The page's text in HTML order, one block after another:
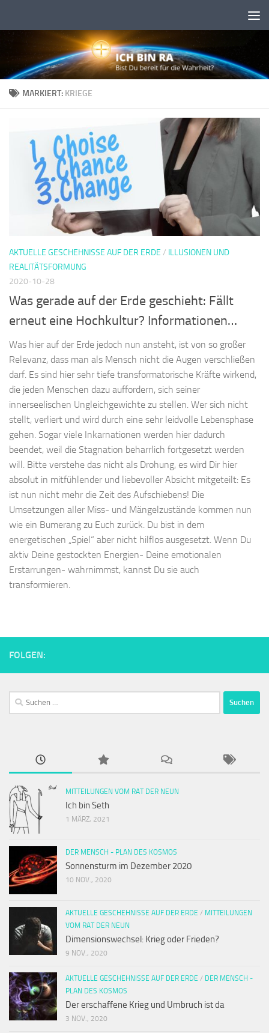
MARKIERT: KRIEGE
AKTUELLE GESCHEHNISSE AUF DER ERDE / ILLUSIONEN UND
REALITÄTSFORMUNG
2020-10-28
Was gerade auf der Erde geschieht: Fällt
erneut eine Hochkultur? Informationen…
Was hier auf der Erde jedoch nun ansteht, ist von so großer
Relevanz, dass man als Mensch nicht die Augen verschließen
darf. Es sind hier sehr tiefe transformatorische Kräfte wirkend,
die jeden Menschen dazu auffordern, sich seiner
innerseelischen Ungleichgewichte zu stellen. Wer sich nicht
stellt, verliert und wird durch eine sehr leidvolle Lebensphase
gehen. Sogar viele Inkarnationen werden hier dadurch
beendet, weil die Stagnation beharrlich fortgesetzt werden
will. Bitte verstehe das nicht als Drohung, es wird Dir hier
absolut in mitfühlender und liebevoller Absicht mitgeteilt: Es
ist nun nicht mehr die Zeit des Aufschiebens! Die
Umsetzungen aller Miss- und Mängelzustände kommen nun
wie ein Bumerang zu Euch zurück. Du bist in dem
energetischen „Spiel“ aber nicht hilflos ausgesetzt. Wenn Du
aktiv Deine gestockten Energien- Deine emotionalen
Erstarrungen- wahrnimmst, kannst Du sie auch
transformieren.
FOLGEN:
Suchen
nach:
MITTEILUNGEN VOM RAT DER NEUN
Ich bin Seth
1 MÄRZ, 2021
DER MENSCH - PLAN DES KOSMOS
Sonnensturm im Dezember 2020
10 NOV., 2020
AKTUELLE GESCHEHNISSE AUF DER ERDE / MITTEILUNGEN
VOM RAT DER NEUN
Dimensionswechsel: Krieg oder Frieden?
9 NOV., 2020
AKTUELLE GESCHEHNISSE AUF DER ERDE / DER MENSCH -
PLAN DES KOSMOS
Der erschaffene Krieg und Umbruch ist da
3 NOV., 2020